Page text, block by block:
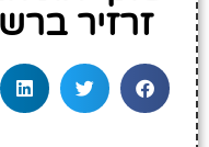
זרזיר